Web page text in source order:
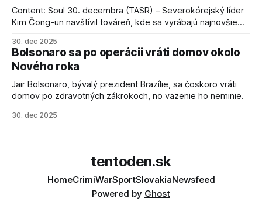
Content: Soul 30. decembra (TASR) – Severokórejský líder
Kim Čong-un navštívil továreň, kde sa vyrábajú najnovšie
schopnosti. Informovali o tom štátne médiá KĽDR, na ktoré
sa odvoláva agentúra AFP.
30. dec 2025
Bolsonaro sa po operácii vráti domov okolo
Nového roka
Jair Bolsonaro, bývalý prezident Brazílie, sa čoskoro vráti
domov po zdravotných zákrokoch, no väzenie ho neminie.
30. dec 2025
tentoden.sk
HomeCrimiWarSportSlovakiaNewsfeed
Powered by Ghost